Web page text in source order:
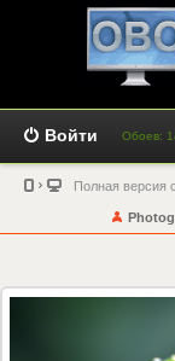
Войти Обоев:
Полная версия